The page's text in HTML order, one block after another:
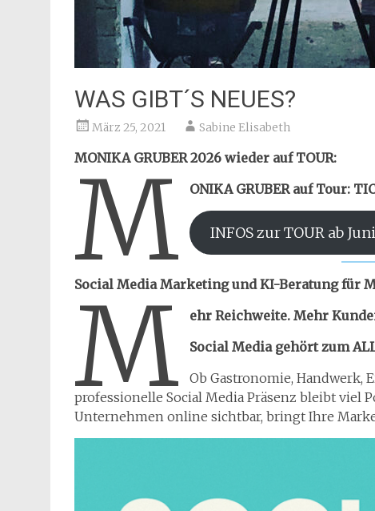
WAS GIBT´S NEUES?
März 25, 2021 Sabine Elisabeth
MONIKA GRUBER 2026 wieder auf TOUR:
M ONIKA GRUBER auf Tour:
INFOS zur TOUR ab
Social Media Marketing und KI-Beratung für
M
ehr Reichweite. Mehr
Social Media gehört zum
Ob Gastronomie,
professionelle Social Media Präsenz bleibt viel
Unternehmen online sichtbar, bringt Ihre